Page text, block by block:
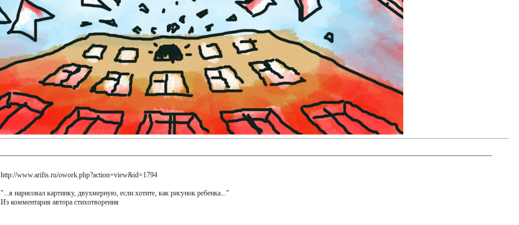
http://www.arifis.ru/owork.php?action=view&id=1794
"...я нарисовал картинку, двухмерную, если хотите, как рисунок ребенка..."
Из комментария автора стихотворения